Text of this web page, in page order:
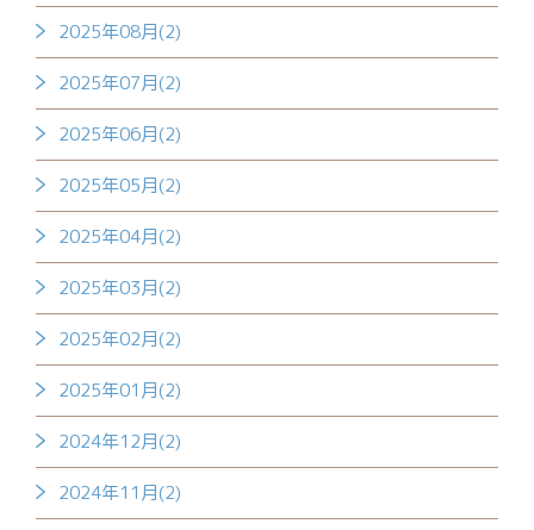
2025年08月(2)
2025年07月(2)
2025年06月(2)
2025年05月(2)
2025年04月(2)
2025年03月(2)
2025年02月(2)
2025年01月(2)
2024年12月(2)
2024年11月(2)